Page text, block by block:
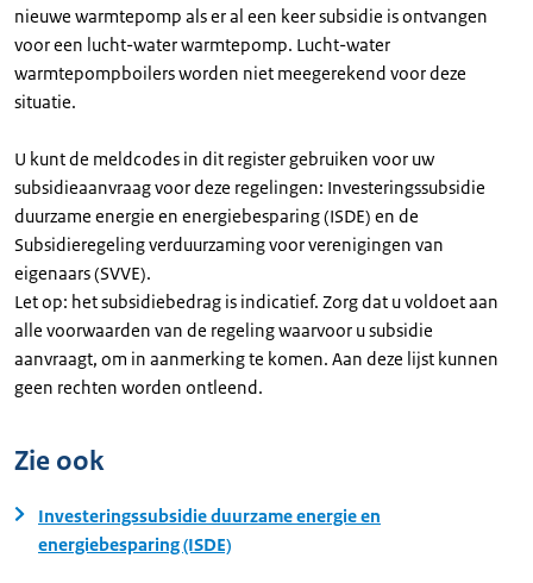
nieuwe warmtepomp als er al een keer subsidie is ontvangen
voor een lucht-water warmtepomp. Lucht-water
warmtepompboilers worden niet meegerekend voor deze
situatie.
U kunt de meldcodes in dit register gebruiken voor uw
subsidieaanvraag voor deze regelingen: Investeringssubsidie
duurzame energie en energiebesparing (ISDE) en de
Subsidieregeling verduurzaming voor verenigingen van
eigenaars (SVVE).
Let op: het subsidiebedrag is indicatief. Zorg dat u voldoet aan
alle voorwaarden van de regeling waarvoor u subsidie
aanvraagt, om in aanmerking te komen. Aan deze lijst kunnen
geen rechten worden ontleend.
Zie ook
Investeringssubsidie duurzame energie en
energiebesparing (ISDE)